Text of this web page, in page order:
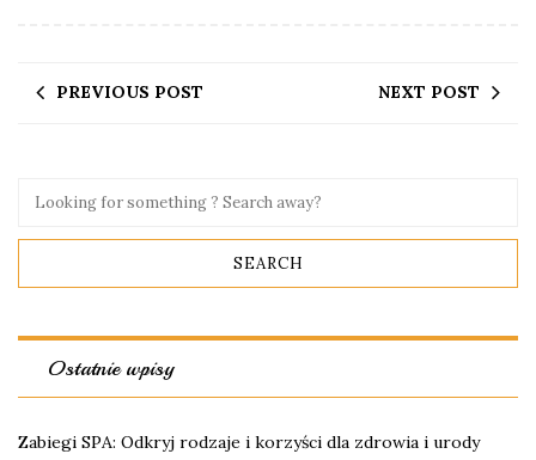
PREVIOUS POST NEXT POST
Ostatnie wpisy
Zabiegi SPA: Odkryj rodzaje i korzyści dla zdrowia i urody